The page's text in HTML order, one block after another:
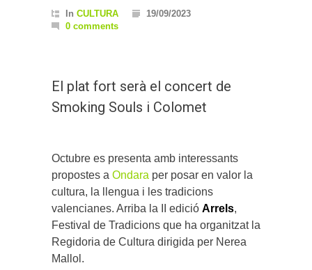
In CULTURA
19/09/2023
0 comments
El plat fort serà el concert de
Smoking Souls i Colomet
Octubre es presenta amb interessants
propostes a Ondara per posar en valor la
cultura, la llengua i les tradicions
valencianes. Arriba la II edició Arrels,
Festival de Tradicions que ha organitzat la
Regidoria de Cultura dirigida per Nerea
Mallol.